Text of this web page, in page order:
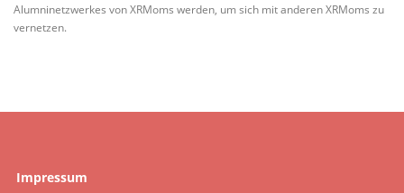
Alumninetzwerkes von XRMoms werden, um sich mit anderen XRMoms zu
vernetzen.
Impressum